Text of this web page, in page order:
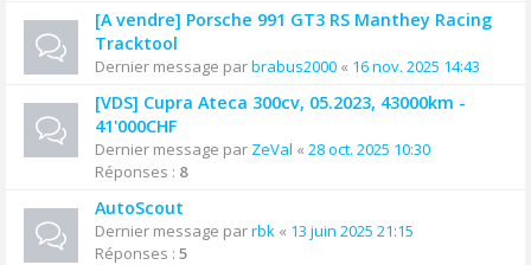
[A vendre] Porsche 991 GT3 RS Manthey Racing
Tracktool
Dernier message parbrabus2000 « 16 nov. 2025 14:43
[VDS] Cupra Ateca 300cv, 05.2023, 43000km -
41'000CHF
Dernier message par ZeVal « 28 oct. 2025 10:30
Réponses : 8
AutoScout
Dernier message parrbk « 13 juin 2025 21:15
Réponses : 5